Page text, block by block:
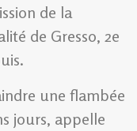
de la
de Gresso, 2e
une flambée
jours, appelle